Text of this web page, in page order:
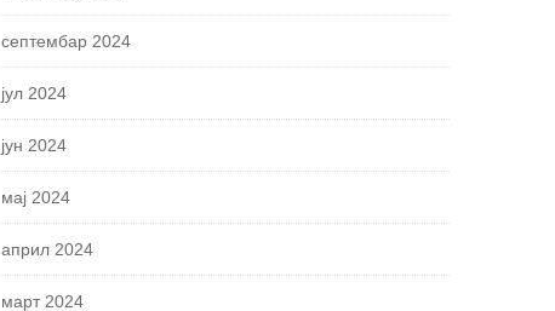
септембар 2024
јул 2024
јун 2024
мај 2024
април 2024
март 2024